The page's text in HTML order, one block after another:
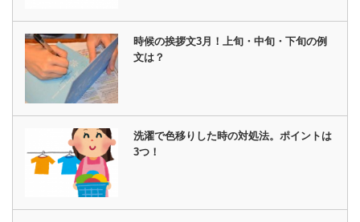
時候の挨拶文3月！上旬・中旬・下旬の例
文は？
洗濯で色移りした時の対処法。ポイントは
3つ！